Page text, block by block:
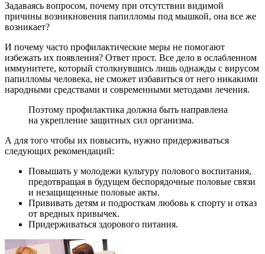
Задаваясь вопросом, почему при отсутствии видимой
причины возникновения папилломы под мышкой, она все же
возникает?
И почему часто профилактические меры не помогают
избежать их появления? Ответ прост. Все дело в ослабленном
иммунитете, который столкнувшись лишь однажды с вирусом
папилломы человека, не сможет избавиться от него никакими
народными средствами и современными методами лечения.
Поэтому профилактика должна быть направлена
на укрепление защитных сил организма.
А для того чтобы их повысить, нужно придерживаться
следующих рекомендаций:
Повышать у молодежи культуру полового воспитания,
предотвращая в будущем беспорядочные половые связи
и незащищенные половые акты.
Прививать детям и подросткам любовь к спорту и отказ
от вредных привычек.
Придерживаться здорового питания.